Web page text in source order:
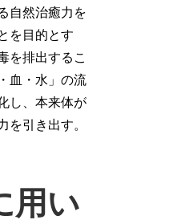
自然治癒力を
を目的とす
を排出するこ
血・水」の流
し、本来体が
を引き出す。
用い